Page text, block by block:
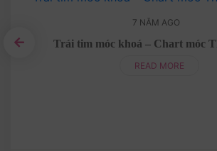
7 NĂM AGO
Trái tim móc khoá – Chart móc
READ MORE